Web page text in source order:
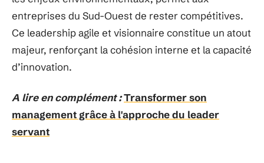
entreprises du Sud-Ouest de rester compétitives.
Ce leadership agile et visionnaire constitue un atout
majeur, renforçant la cohésion interne et la capacité
d’innovation.
A lire en complément :Transformer son
management grâce à l'approche du leader
servant